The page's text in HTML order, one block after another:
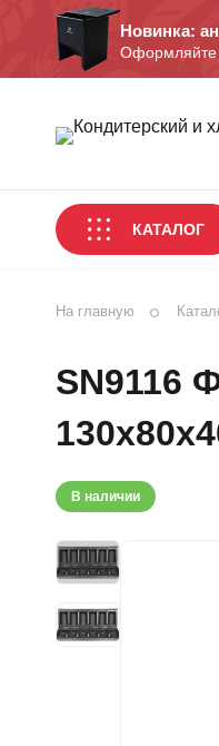
Новинка:
Оформляйте
КАТАЛОГ
На главную
SN9116
В наличии